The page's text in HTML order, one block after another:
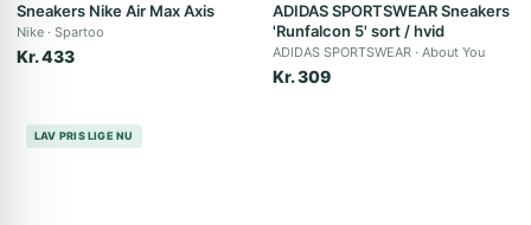
Sneakers Nike Air Max Axis
Nike Spartoo
Kr. 433
ADIDAS SPORTSWEAR Sneakers
'Runfalcon 5' sort / hvid
ADIDAS SPORTSWEAR About You
Kr. 309
LAV PRIS LIGE NU